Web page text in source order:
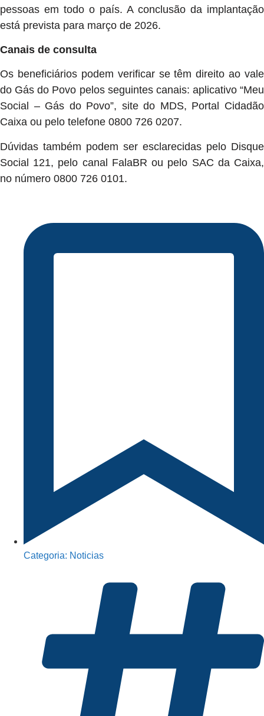
pessoas em todo o país. A conclusão da implantação
está prevista para março de 2026.
Canais de consulta
Os beneficiários podem verificar se têm direito ao vale
do Gás do Povo pelos seguintes canais: aplicativo “Meu
Social – Gás do Povo”, site do MDS, Portal Cidadão
Caixa ou pelo telefone 0800 726 0207.
Dúvidas também podem ser esclarecidas pelo Disque
Social 121, pelo canal FalaBR ou pelo SAC da Caixa,
no número 0800 726 0101.
Categoria: Noticias